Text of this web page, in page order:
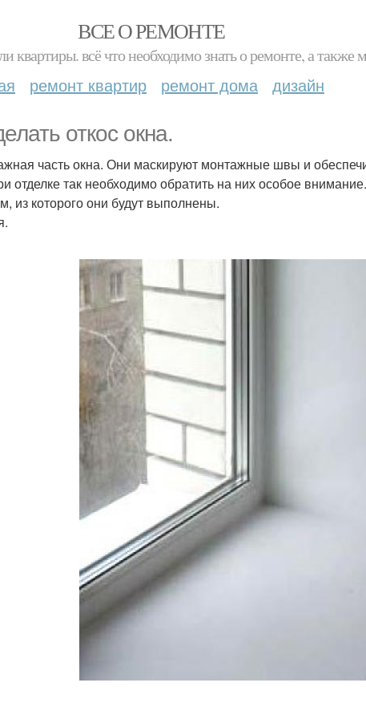
ВСЕ О РЕМОНТЕ
квартиры. всё что необходимо знать о ремонте, а
ремонт квартир ремонт дома дизайн
откос окна.
часть окна. Они маскируют монтажные швы и
отделке так необходимо обратить на них особое
из которого они будут выполнены.